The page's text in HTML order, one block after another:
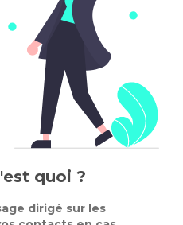
quoi ?
dirigé sur les